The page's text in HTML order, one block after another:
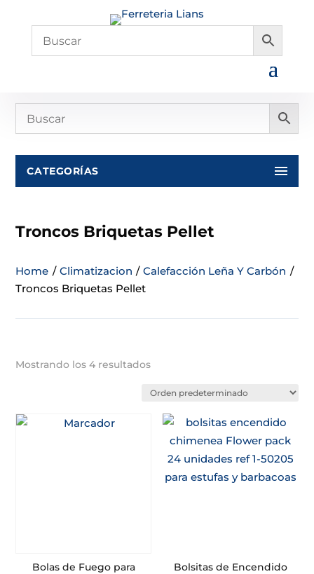
CATEGORÍAS
Troncos Briquetas Pellet
Home / Climatizacion / Calefacción Leña Y Carbón /
Troncos Briquetas Pellet
Mostrando los 4 resultados
Bolas de Fuego para
Bolsitas de Encendido